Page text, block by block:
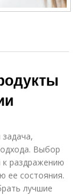
Выбор
к раздражению
ее состояния.
лучшие